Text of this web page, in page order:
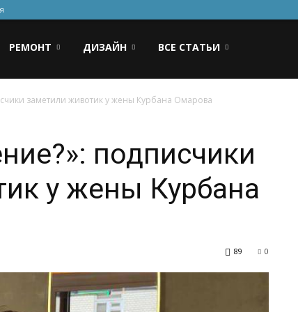
РЕМОНТ ДИЗАЙН ВСЕ СТАТЬИ
заметили животик у жены Курбана Омарова
подписчики
у жены Курбана
0
89